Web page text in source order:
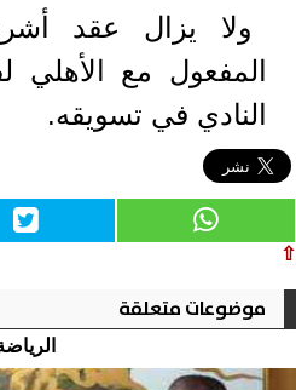
ولا يزال عقد
المفعول مع الأهلي
النادي في تسويقه.
⇧
موضوعات متعلقة